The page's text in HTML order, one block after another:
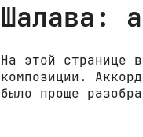
Шалава:
На этой странице
композиции.
было проще